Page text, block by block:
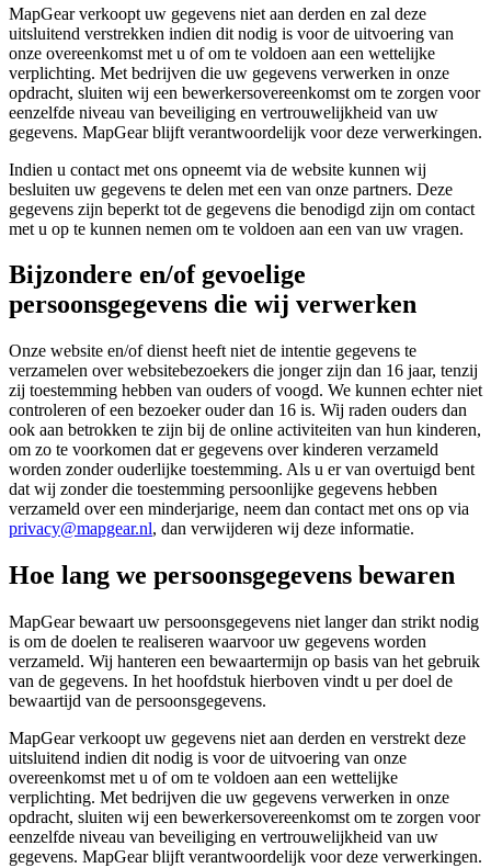
MapGear verkoopt uw gegevens niet aan derden en zal deze
uitsluitend verstrekken indien dit nodig is voor de uitvoering van
onze overeenkomst met u of om te voldoen aan een wettelijke
verplichting. Met bedrijven die uw gegevens verwerken in onze
opdracht, sluiten wij een bewerkersovereenkomst om te zorgen voor
eenzelfde niveau van beveiliging en vertrouwelijkheid van uw
gegevens. MapGear blijft verantwoordelijk voor deze verwerkingen.
Indien u contact met ons opneemt via de website kunnen wij
besluiten uw gegevens te delen met een van onze partners. Deze
gegevens zijn beperkt tot de gegevens die benodigd zijn om contact
met u op te kunnen nemen om te voldoen aan een van uw vragen.
Bijzondere en/of gevoelige
persoonsgegevens die wij verwerken
Onze website en/of dienst heeft niet de intentie gegevens te
verzamelen over websitebezoekers die jonger zijn dan 16 jaar, tenzij
zij toestemming hebben van ouders of voogd. We kunnen echter niet
controleren of een bezoeker ouder dan 16 is. Wij raden ouders dan
ook aan betrokken te zijn bij de online activiteiten van hun kinderen,
om zo te voorkomen dat er gegevens over kinderen verzameld
worden zonder ouderlijke toestemming. Als u er van overtuigd bent
dat wij zonder die toestemming persoonlijke gegevens hebben
verzameld over een minderjarige, neem dan contact met ons op via
privacy@mapgear.nl, dan verwijderen wij deze informatie.
Hoe lang we persoonsgegevens bewaren
MapGear bewaart uw persoonsgegevens niet langer dan strikt nodig
is om de doelen te realiseren waarvoor uw gegevens worden
verzameld. Wij hanteren een bewaartermijn op basis van het gebruik
van de gegevens. In het hoofdstuk hierboven vindt u per doel de
bewaartijd van de persoonsgegevens.
MapGear verkoopt uw gegevens niet aan derden en verstrekt deze
uitsluitend indien dit nodig is voor de uitvoering van onze
overeenkomst met u of om te voldoen aan een wettelijke
verplichting. Met bedrijven die uw gegevens verwerken in onze
opdracht, sluiten wij een bewerkersovereenkomst om te zorgen voor
eenzelfde niveau van beveiliging en vertrouwelijkheid van uw
gegevens. MapGear blijft verantwoordelijk voor deze verwerkingen.